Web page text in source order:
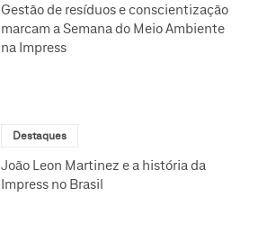
Gestão de resíduos e conscientização
marcam a Semana do Meio Ambiente
na Impress
Destaques
João Leon Martinez e a história da
Impress no Brasil